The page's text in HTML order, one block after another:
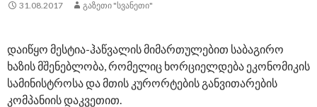
31.08.2017 ᲒᲐᲖᲔᲗᲘ "ᲡᲕᲐᲜᲔᲗᲘ"
დაიწყო მესტია-ჰაწვალის მიმართულებით საბაგირო
ხაზის მშენებლობა, რომელიც ხორციელდება ეკონომიკის
სამინისტროსა და მთის კურორტების განვითარების
კომპანიის დაკვეთით.